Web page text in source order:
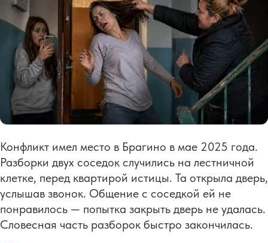
Конфликт имел место в Брагино в мае 2025 года.
Разборки двух соседок случились на лестничной
клетке, перед квартирой истицы. Та открыла дверь,
услышав звонок. Общение с соседкой ей не
понравилось — попытка закрыть дверь не удалась.
Словесная часть разборок быстро закончилась.